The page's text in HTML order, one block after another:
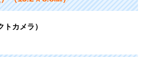
トカメラ）